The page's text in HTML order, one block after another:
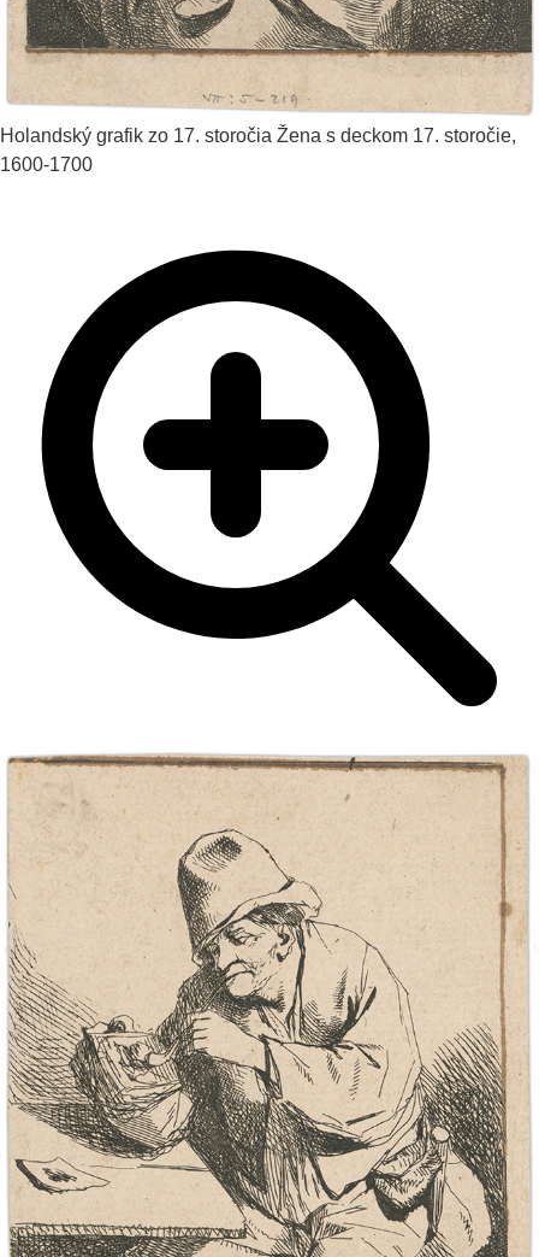
Holandský grafik zo 17. storočia Žena s deckom 17. storočie,
1600-1700